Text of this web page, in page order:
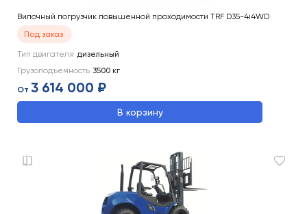
Вилочный погрузчик повышенной проходимости TRF D35-4i4WD
Под заказ
Тип двигателя дизельный
Грузоподъемность 3500 кг
От 3 614 000 ₽
В корзину